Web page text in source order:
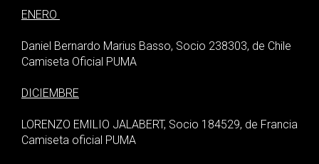
ENERO
Daniel Bernardo Marius Basso, Socio 238303, de Chile
Camiseta Oficial PUMA
DICIEMBRE
LORENZO EMILIO JALABERT, Socio 184529, de Francia
Camiseta oficial PUMA